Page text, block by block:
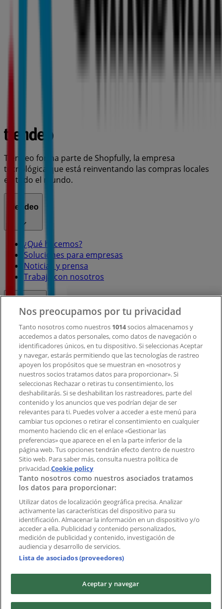
Tiendeo forma parte de Shopfully, la empresa
tecnológica que está reinventando las compras locales
en todo el mundo.
Tiendeo
¿Qué hacemos?
Soluciones para empresas
Noticias y prensa
Trabaja con nosotros
Contacto comercial y de marketing
Tienda mal colocada en el mapa
Notificar un folleto
¿Encontraste un problema en la web o en la
aplicación?
Índices
Marcas
Marcas locales
Negocios
Negocios cercanos
Productos
Productos locales
Ciudades
Descargar la APP Tiendeo
Nos preocupamos por tu privacidad
Tanto nosotros como nuestros 1014socios almacenamos y
accedemos a datos personales, como datos de navegación o
identificadores únicos, en tu dispositivo. Si seleccionas Aceptar
y navegar, estarás permitiendo que las tecnologías de rastreo
apoyen los propósitos que se muestran en «nosotros y
nuestros socios tratamos datos para proporcionar». Si
seleccionas Rechazar o retiras tu consentimiento, los
deshabilitarás. Si se deshabilitan los rastreadores, parte del
contenido y los anuncios que ves podrían dejar de ser
relevantes para ti. Puedes volver a acceder a este menú para
cambiar tus opciones o retirar el consentimiento en cualquier
momento haciendo clic en el enlace «Gestionar las
preferencias» que aparece en el en la parte inferior de la
página web. Tus opciones tendrán efecto dentro de nuestro
Sitio web. Para saber más, consulta nuestra política de
privacidad.Cookie policy
Tanto nosotros como nuestros asociados tratamos
los datos para proporcionar:
Utilizar datos de localización geográfica precisa. Analizar
activamente las características del dispositivo para su
identificación. Almacenar la información en un dispositivo y/o
acceder a ella. Publicidad y contenido personalizados,
medición de publicidad y contenido, investigación de
audiencia y desarrollo de servicios.
Lista de asociados (proveedores)
Aceptar y navegar